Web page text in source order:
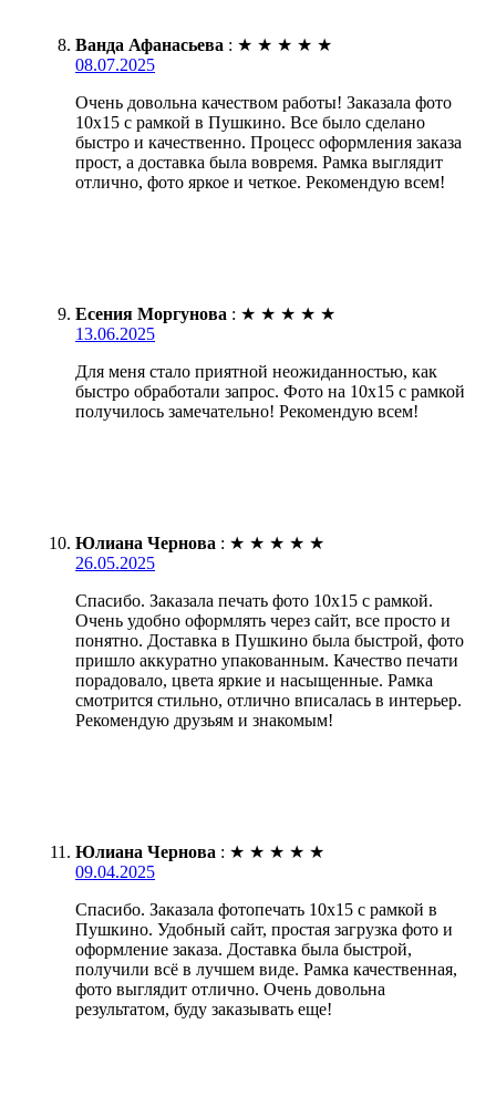
Ванда Афанасьева : ★ ★ ★ ★ ★
08.07.2025
Очень довольна качеством работы! Заказала фото
10х15 с рамкой в Пушкино. Все было сделано
быстро и качественно. Процесс оформления заказа
прост, а доставка была вовремя. Рамка выглядит
отлично, фото яркое и четкое. Рекомендую всем!
Есения Моргунова : ★ ★ ★ ★ ★
13.06.2025
Для меня стало приятной неожиданностью, как
быстро обработали запрос. Фото на 10х15 с рамкой
получилось замечательно! Рекомендую всем!
Юлиана Чернова : ★ ★ ★ ★ ★
26.05.2025
Спасибо. Заказала печать фото 10х15 с рамкой.
Очень удобно оформлять через сайт, все просто и
понятно. Доставка в Пушкино была быстрой, фото
пришло аккуратно упакованным. Качество печати
порадовало, цвета яркие и насыщенные. Рамка
смотрится стильно, отлично вписалась в интерьер.
Рекомендую друзьям и знакомым!
Юлиана Чернова : ★ ★ ★ ★ ★
09.04.2025
Спасибо. Заказала фотопечать 10х15 с рамкой в
Пушкино. Удобный сайт, простая загрузка фото и
оформление заказа. Доставка была быстрой,
получили всё в лучшем виде. Рамка качественная,
фото выглядит отлично. Очень довольна
результатом, буду заказывать еще!